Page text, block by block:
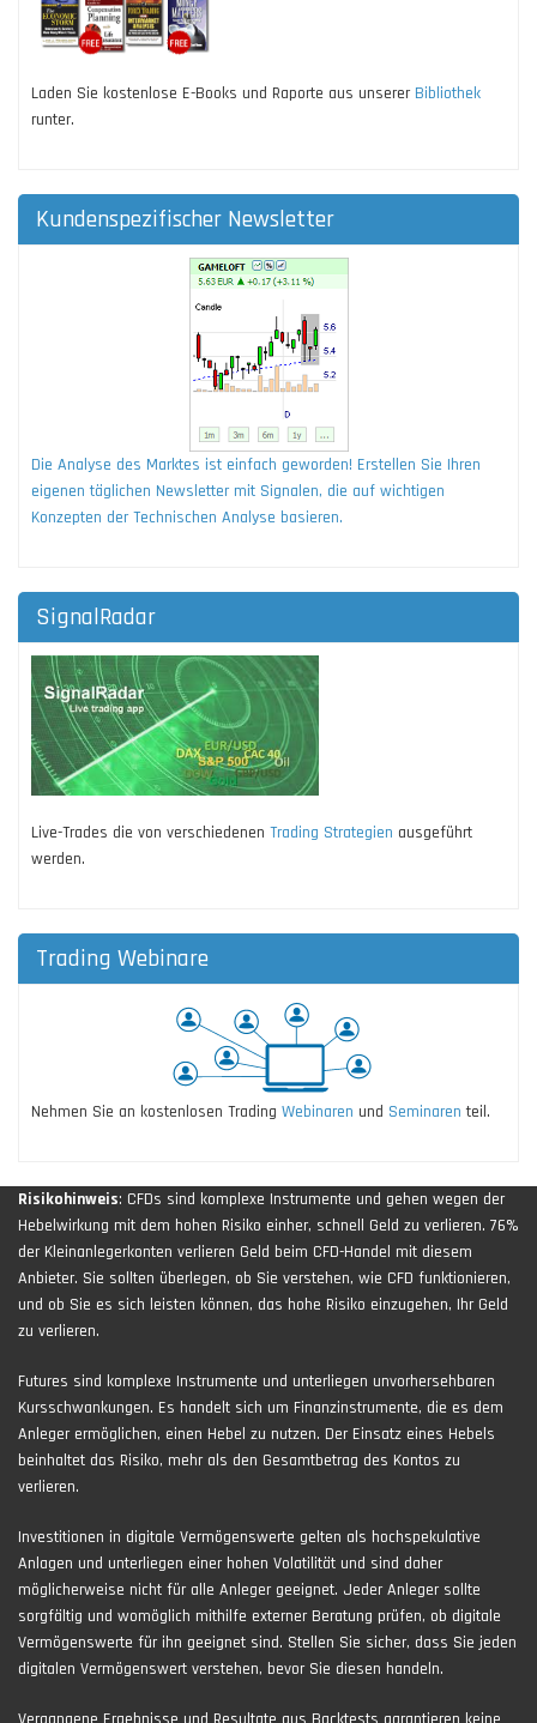
Laden Sie kostenlose E-Books und Raporte aus unserer Bibliothek
runter.
Kundenspezifischer Newsletter
Die Analyse des Marktes ist einfach geworden! Erstellen Sie Ihren
eigenen täglichen Newsletter mit Signalen, die auf wichtigen
Konzepten der Technischen Analyse basieren.
SignalRadar
Live-Trades die von verschiedenen Trading Strategien ausgeführt
werden.
Trading Webinare
Nehmen Sie an kostenlosen Trading Webinaren und Seminaren teil.
Risikohinweis: CFDs sind komplexe Instrumente und gehen wegen der
Hebelwirkung mit dem hohen Risiko einher, schnell Geld zu verlieren. 76%
der Kleinanlegerkonten verlieren Geld beim CFD-Handel mit diesem
Anbieter. Sie sollten überlegen, ob Sie verstehen, wie CFD funktionieren,
und ob Sie es sich leisten können, das hohe Risiko einzugehen, Ihr Geld
zu verlieren.
Futures sind komplexe Instrumente und unterliegen unvorhersehbaren
Kursschwankungen. Es handelt sich um Finanzinstrumente, die es dem
Anleger ermöglichen, einen Hebel zu nutzen. Der Einsatz eines Hebels
beinhaltet das Risiko, mehr als den Gesamtbetrag des Kontos zu
verlieren.
Investitionen in digitale Vermögenswerte gelten als hochspekulative
Anlagen und unterliegen einer hohen Volatilität und sind daher
möglicherweise nicht für alle Anleger geeignet. Jeder Anleger sollte
sorgfältig und womöglich mithilfe externer Beratung prüfen, ob digitale
Vermögenswerte für ihn geeignet sind. Stellen Sie sicher, dass Sie jeden
digitalen Vermögenswert verstehen, bevor Sie diesen handeln.